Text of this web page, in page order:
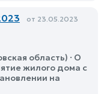
от 23.05.2023
область) · О
жилого дома с
на